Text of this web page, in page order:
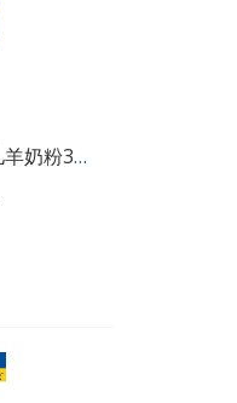
Bubs 贝儿 婴幼儿羊奶粉3段800g